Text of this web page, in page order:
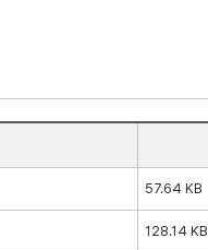
57.64 KB
128.14 KB